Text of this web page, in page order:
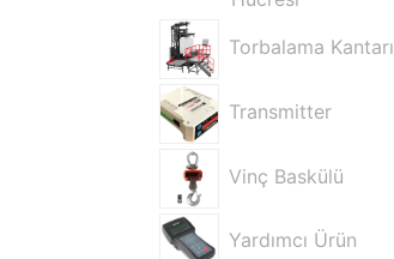
Torbalama Kantarı
Transmitter
Vinç Baskülü
Yardımcı Ürün